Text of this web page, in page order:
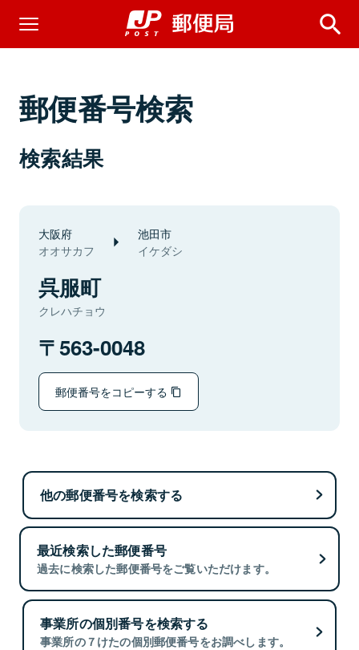
郵便番号検索
検索結果
大阪府
オオサカフ
池田市
イケダシ
呉服町
クレハチョウ
563-0048
郵便番号をコピーする
他の郵便番号を検索する
最近検索した郵便番号
過去に検索した郵便番号をご覧いただけます。
事業所の個別番号を検索する
事業所の７けたの個別郵便番号をお調べします。